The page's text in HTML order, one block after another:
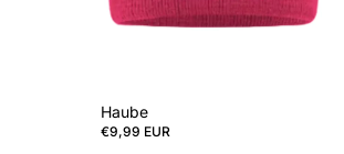
Haube
€9,99 EUR